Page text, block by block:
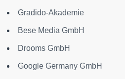
Gradido-Akademie
Bese Media GmbH
Drooms GmbH
Google Germany GmbH